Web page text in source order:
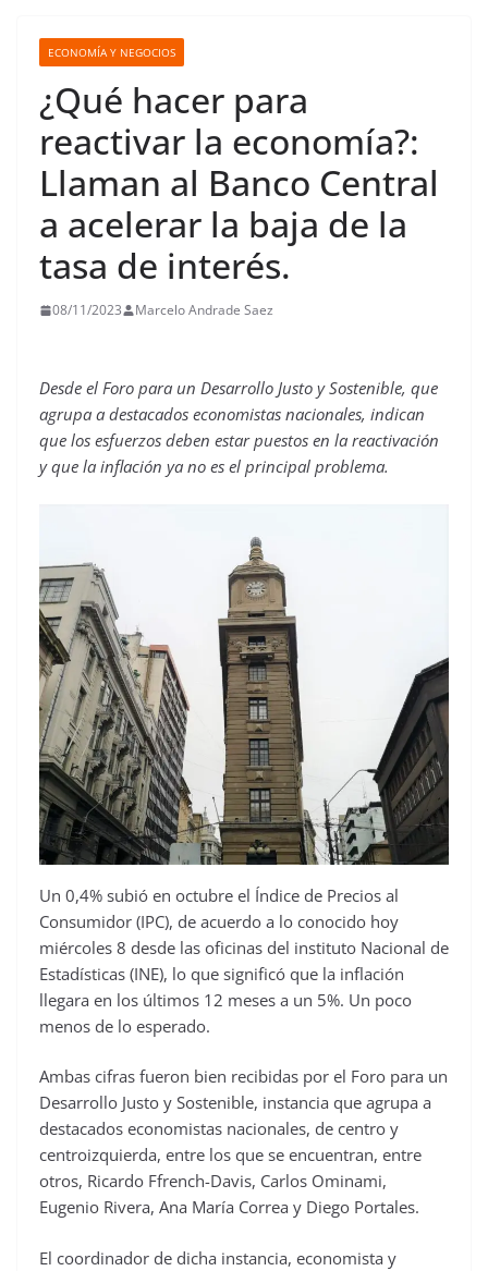
ECONOMÍA Y NEGOCIOS
¿Qué hacer para
reactivar la economía?:
Llaman al Banco Central
a acelerar la baja de la
tasa de interés.
08/11/2023 Marcelo Andrade Saez
Desde el Foro para un Desarrollo Justo y Sostenible, que
agrupa a destacados economistas nacionales, indican
que los esfuerzos deben estar puestos en la reactivación
y que la inflación ya no es el principal problema.
Un 0,4% subió en octubre el Índice de Precios al
Consumidor (IPC), de acuerdo a lo conocido hoy
miércoles 8 desde las oficinas del instituto Nacional de
Estadísticas (INE), lo que significó que la inflación
llegara en los últimos 12 meses a un 5%. Un poco
menos de lo esperado.
Ambas cifras fueron bien recibidas por el Foro para un
Desarrollo Justo y Sostenible, instancia que agrupa a
destacados economistas nacionales, de centro y
centroizquierda, entre los que se encuentran, entre
otros, Ricardo Ffrench-Davis, Carlos Ominami,
Eugenio Rivera, Ana María Correa y Diego Portales.
El coordinador de dicha instancia, economista y